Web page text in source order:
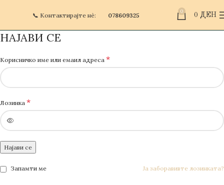
📞 Контактирајте нè: 078609325 0
0 ДЕН
НАЈАВИ СЕ
Корисничко име или емаил адреса *
Лозинка *
Најави се
Ја заборавивте лозинката?
Запамти ме